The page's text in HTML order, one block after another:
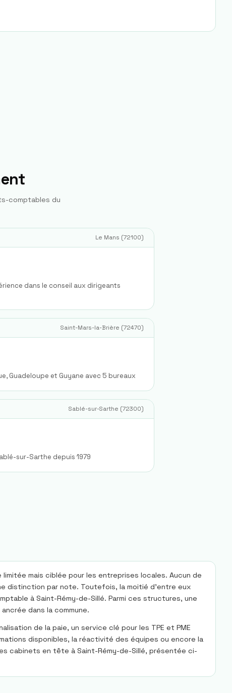
comptables du
Le Mans (72100)
dans le conseil aux dirigeants
Saint-Mars-la-Brière (72470)
Guadeloupe et Guyane avec 5 bureaux
Sablé-sur-Sarthe (72300)
sur-Sarthe depuis 1979
mais ciblée pour les entreprises locales. Aucun de
distinction par note. Toutefois, la moitié d’entre eux
à Saint-Rémy-de-Sillé. Parmi ces structures, une
dans la commune.
de la paie, un service clé pour les TPE et PME
disponibles, la réactivité des équipes ou encore la
cabinets en tête à Saint-Rémy-de-Sillé, présentée ci-